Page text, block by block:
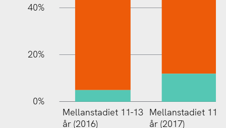
40%
20%
0%
Mellanstadiet 11-13
år (2016)
Mellanstadiet 11-
år (2017)